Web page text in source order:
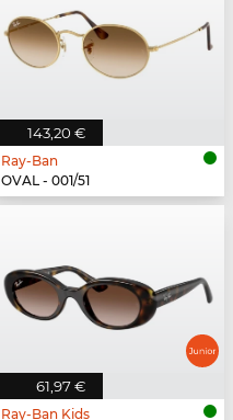
143,20 €
Ray-Ban
OVAL - 001/51
61,97 €
Ray-Ban Kids